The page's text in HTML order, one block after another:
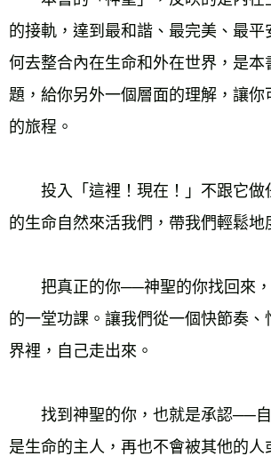
的接軌，達到最和諧、最完美、最平
何去整合內在生命和外在世界，是本
題，給你另外一個層面的理解，讓你
的旅程。
投入「這裡！現在！」不跟它做
的生命自然來活我們，帶我們輕鬆地
把真正的你──神聖的你找回來，
的一堂功課。讓我們從一個快節奏、
界裡，自己走出來。
找到神聖的你，也就是承認──自
是生命的主人，再也不會被其他的人